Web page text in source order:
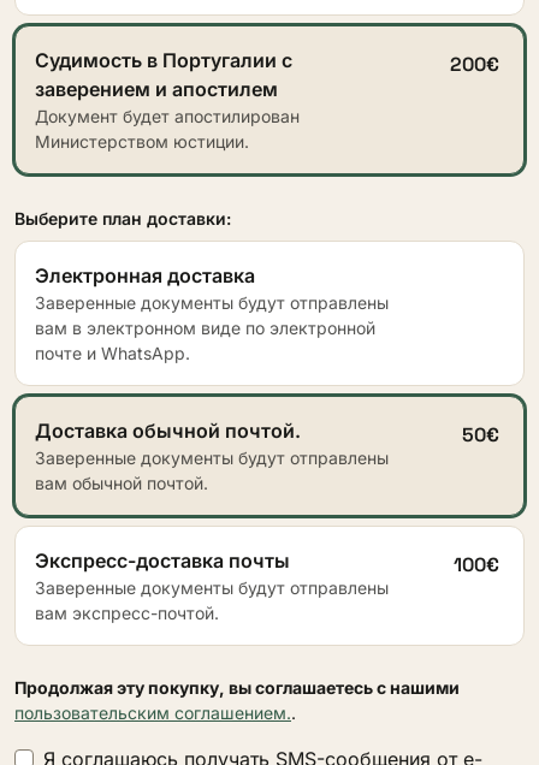
Судимость в Португалии с
заверением и апостилем
200€
Документ будет апостилирован
Министерством юстиции.
Выберите план доставки:
Электронная доставка
Заверенные документы будут отправлены
вам в электронном виде по электронной
почте и WhatsApp.
Доставка обычной почтой. 50€
Заверенные документы будут отправлены
вам обычной почтой.
Экспресс-доставка почты 100€
Заверенные документы будут отправлены
вам экспресс-почтой.
Продолжая эту покупку, вы соглашаетесь с нашими
пользовательским соглашением..
Я соглашаюсь получать SMS-сообщения от e-